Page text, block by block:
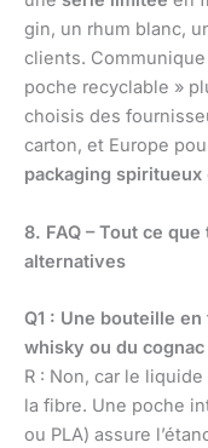
gin, un rhum blanc,
clients.
poche recyclable »
choisis des
carton, et Europe
packaging spiritueux
8. FAQ – Tout ce
alternatives
Q1 : Une bouteille
whisky ou du cognac
R : Non, car le
la fibre. Une poche
ou PLA) assure